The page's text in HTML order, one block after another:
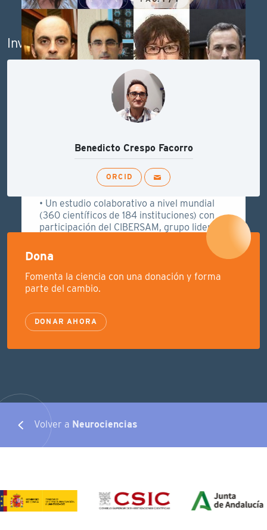
CONOCIMIENTO DE LA
ARQUITECTURA GENÉTICA DE
LA CORTEZA CEREBRAL
• Un estudio colaborativo a nivel mundial
(360 científicos de 184 instituciones) con
participación del CIBERSAM, grupo liderado
Investigador/a Responsable
Benedicto Crespo Facorro
ORCID
Dona
Fomenta la ciencia con una donación y forma
parte del cambio.
DONAR AHORA
Volver a Neurociencias